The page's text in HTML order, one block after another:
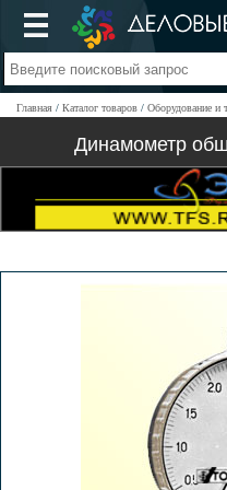
Главная Каталог товаров Оборудование и
Динамометр